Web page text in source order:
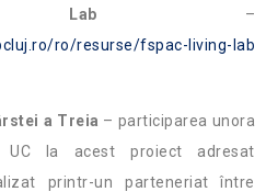
Lab –
ro/resurse/fspac-living-lab
a Treia – participarea unora
UC la acest proiect adresat
printr-un parteneriat între